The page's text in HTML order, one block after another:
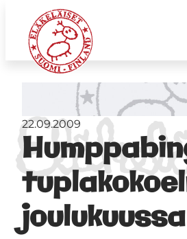
joulukuussa
22.09.2009